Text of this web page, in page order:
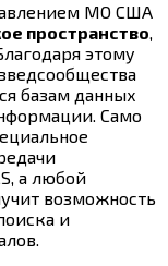
МО США
пространство,
этому
базам данных
Само
а любой
возможность
и